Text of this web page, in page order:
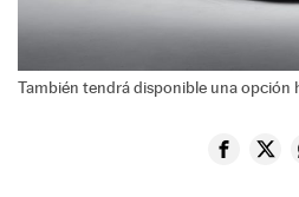
También tendrá disponible una opción